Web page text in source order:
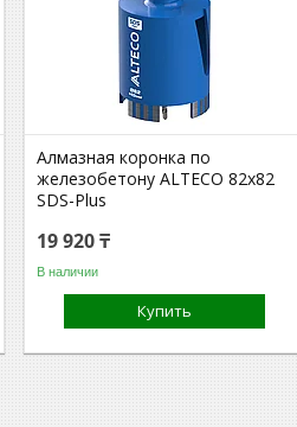
Алмазная коронка по
железобетону ALTECO 82x82
SDS-Plus
19 920 ₸
В наличии
Купить